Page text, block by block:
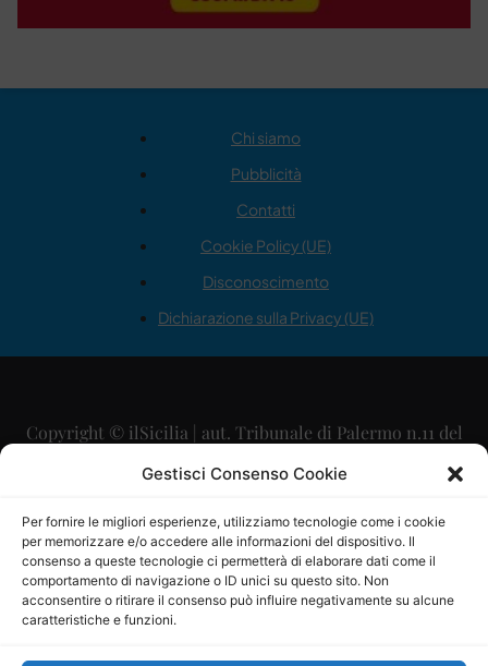
Gestisci Consenso Cookie
Per fornire le migliori esperienze, utilizziamo tecnologie come i cookie
per memorizzare e/o accedere alle informazioni del dispositivo. Il
consenso a queste tecnologie ci permetterà di elaborare dati come il
comportamento di navigazione o ID unici su questo sito. Non
acconsentire o ritirare il consenso può influire negativamente su alcune
caratteristiche e funzioni.
Chi siamo
Pubblicità
Contatti
Cookie Policy (UE)
Disconoscimento
Dichiarazione sulla Privacy (UE)
Copyright © ilSicilia | aut. Tribunale di Palermo n.11 del
29/09/2015
Direttore Editoriale: Maurizio Scaglione
Direttore Responsabile: Maria Calabrese